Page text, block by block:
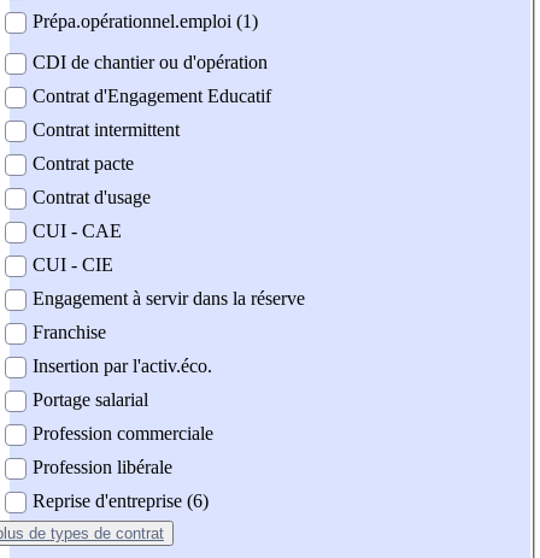
Prépa.opérationnel.emploi (1)
CDI de chantier ou d'opération
Contrat d'Engagement Educatif
Contrat intermittent
Contrat pacte
Contrat d'usage
CUI - CAE
CUI - CIE
Engagement à servir dans la réserve
Franchise
Insertion par l'activ.éco.
Portage salarial
Profession commerciale
Profession libérale
Reprise d'entreprise (6)
de types de contrat